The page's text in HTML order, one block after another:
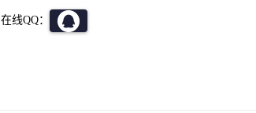
在线QQ：